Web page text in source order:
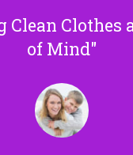
Clean Clothes
of Mind